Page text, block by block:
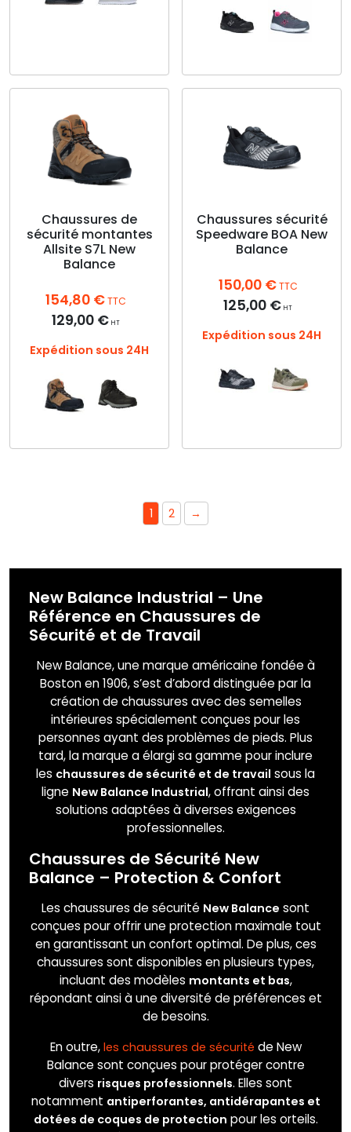
a
plusieurs
options
peuvent
être
choisies
la
page
du
produit
produit
variations.
Les
options
choisies
sur
la
du
produit
Chaussures de
sécurité montantes
Allsite S7L New
Balance
154,80 € TTC
129,00 € HT
Expédition sous 24H
variations.
choisies
sur
la
page
produit
Chaussures sécurité
Speedware BOA New
Balance
150,00 € TTC
125,00 € HT
Expédition sous 24H
produit
sur
produit
1 2 →
New Balance Industrial – Une
Référence en Chaussures de
Sécurité et de Travail
New Balance, une marque américaine fondée à
Boston en 1906, s’est d’abord distinguée par la
création de chaussures avec des semelles
intérieures spécialement conçues pour les
personnes ayant des problèmes de pieds. Plus
tard, la marque a élargi sa gamme pour inclure
les chaussures de sécurité et de travail sous la
ligne New Balance Industrial, offrant ainsi des
solutions adaptées à diverses exigences
professionnelles.
Chaussures de Sécurité New
Balance – Protection & Confort
Les chaussures de sécurité New Balance sont
conçues pour offrir une protection maximale tout
en garantissant un confort optimal. De plus, ces
chaussures sont disponibles en plusieurs types,
incluant des modèles montants et bas,
répondant ainsi à une diversité de préférences et
de besoins.
En outre, les chaussures de sécurité de New
Balance sont conçues pour protéger contre
divers risques professionnels. Elles sont
notamment antiperforantes, antidérapantes et
dotées de coques de protection pour les orteils.